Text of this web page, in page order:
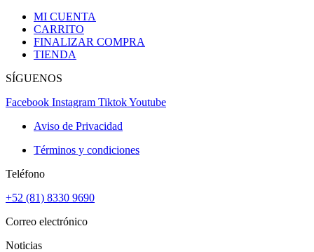
MI CUENTA
CARRITO
FINALIZAR COMPRA
TIENDA
SÍGUENOS
Facebook Instagram TiktokYoutube
Aviso de Privacidad
Términos y condiciones
Teléfono
+52 (81) 8330 9690
Correo electrónico
Noticias